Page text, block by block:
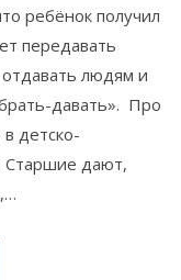
ребёнок получил
передавать
людям и
давать». Про
детско-
Старшие дают,